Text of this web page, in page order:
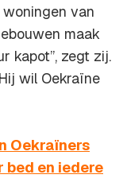
van
maak
kapot”, zegt zij.
wil Oekraïne
Oekraïners
bed en iedere